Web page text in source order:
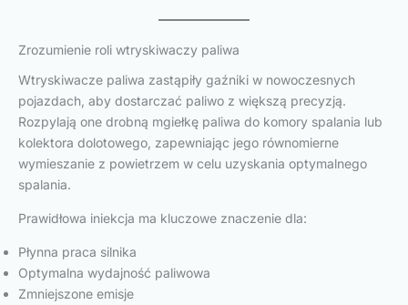
Zrozumienie roli wtryskiwaczy paliwa
Wtryskiwacze paliwa zastąpiły gaźniki w nowoczesnych
pojazdach, aby dostarczać paliwo z większą precyzją.
Rozpylają one drobną mgiełkę paliwa do komory spalania lub
kolektora dolotowego, zapewniając jego równomierne
wymieszanie z powietrzem w celu uzyskania optymalnego
spalania.
Prawidłowa iniekcja ma kluczowe znaczenie dla:
Płynna praca silnika
Optymalna wydajność paliwowa
Zmniejszone emisje